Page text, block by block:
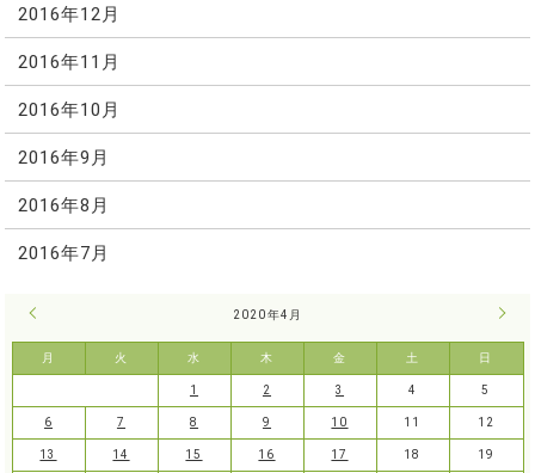
2016年12月
2016年11月
2016年10月
2016年9月
2016年8月
2016年7月
2020年4月
月 火 水 木 金 土 日
5月
1 2 3 4 5
6 7 8 9 10 11 12
13 14 15 16 17 18 19